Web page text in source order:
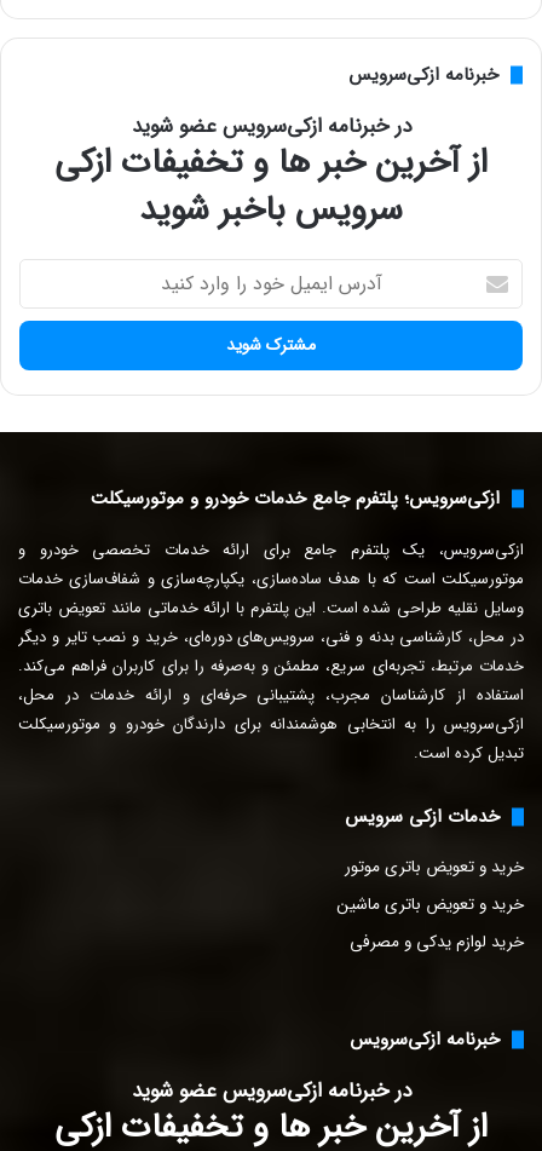
خبرنامه ازکی‌سرویس
در خبرنامه ازکی‌سرویس عضو شوید
از آخرین خبر ها و تخفیفات ازکی
سرویس باخبر شوید
آ
ر
ا
ی
د
ر
ا
و
ر
د
ک
ن
د
ازکی‌سرویس؛ پلتفرم جامع خدمات خودرو و موتورسیکلت
ازکی‌سرویس، یک پلتفرم جامع برای ارائه خدمات تخصصی خودرو و
موتورسیکلت است که با هدف ساده‌سازی، یکپارچه‌سازی و شفاف‌سازی خدمات
وسایل نقلیه طراحی شده است. این پلتفرم با ارائه خدماتی مانند تعویض باتری
در محل، کارشناسی بدنه و فنی، سرویس‌های دوره‌ای، خرید و نصب تایر و دیگر
خدمات مرتبط، تجربه‌ای سریع، مطمئن و به‌صرفه را برای کاربران فراهم می‌کند.
استفاده از کارشناسان مجرب، پشتیبانی حرفه‌ای و ارائه خدمات در محل،
ازکی‌سرویس را به انتخابی هوشمندانه برای دارندگان خودرو و موتورسیکلت
تبدیل کرده است.
خدمات ازکی سرویس
خرید و تعویض باتری موتور
خرید و تعویض باتری ماشین
خرید لوازم یدکی و مصرفی
خبرنامه ازکی‌سرویس
در خبرنامه ازکی‌سرویس عضو شوید
از آخرین خبر ها و تخفیفات ازکی